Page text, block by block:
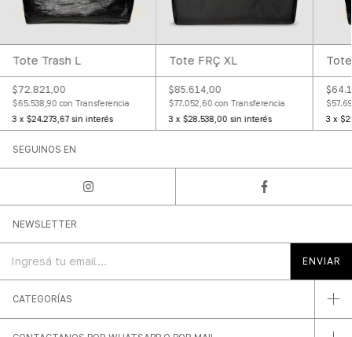
Tote Trash L
$72.821,00
$65.538,90con Transferencia
3 x $24.273,67 sin interés
Tote FRÇ XL
$85.614,00
$77.052,60con Transferencia
3 x$28.538,00 sin interés
3 x
SEGUINOS EN
NEWSLETTER
CATEGORÍAS